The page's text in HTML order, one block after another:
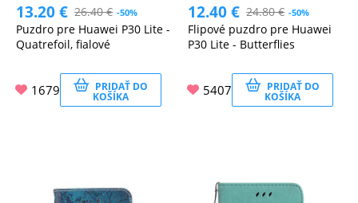
13.20€ 26.40€ -50%
Puzdro pre Huawei P30 Lite -
Quatrefoil, fialové
1679 PRIDAŤ DO
KOŠÍKA
12.40€ 24.80€ -50%
Flipové puzdro pre Huawei
P30 Lite - Butterflies
5407 PRIDAŤ DO
KOŠÍKA